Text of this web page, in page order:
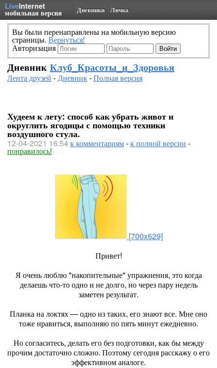
LiveInternet
мобильная версия Дневники Личка
Вы были перенаправлены на мобильную версию
страницы. Вернуться!
Авторизация
Дневник Клуб_Красоты_и_Здоровья
Лента друзей -Дневник-Полная версия
Худеем к лету: способ как убрать живот и
округлить ягодицы с помощью техники
воздушного стула.
12-04-2021 16:54к комментариям-к полной версии -
понравилось!
[700x629]
Привет!
Я очень люблю "накопительные" упражнения, это когда
делаешь что-то одно и не долго, но через пару недель
заметен результат.
Планка на локтях — одно из таких, его знают все. Мне оно
тоже нравиться, выполняю по пять минут ежедневно.
Но согласитесь, делать его без подготовки, как бы между
прочим достаточно сложно. Поэтому сегодня расскажу о его
эффективном аналоге.